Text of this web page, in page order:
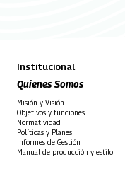
Institucional
Quienes Somos
Misión y Visión
Objetivos y funciones
Normatividad
Políticas y Planes
Informes de Gestión
Manual de producción y estilo